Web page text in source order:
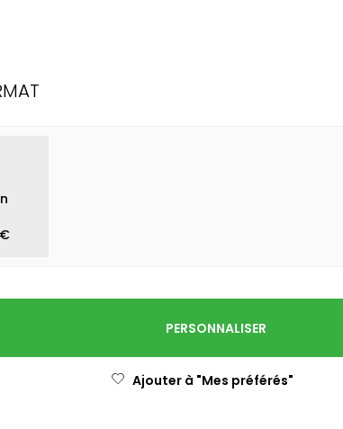
PERSONNALISER
Ajouter à "Mes préférés"